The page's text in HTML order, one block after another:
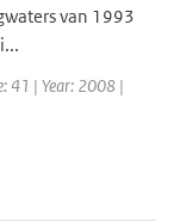
van 1993
41 | Year: 2008 |